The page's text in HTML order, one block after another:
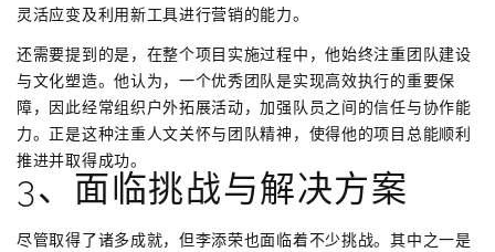
灵活应变及利用新工具进行营销的能力。
还需要提到的是，在整个项目实施过程中，他始终注重团队建设
与文化塑造。他认为，一个优秀团队是实现高效执行的重要保
障，因此经常组织户外拓展活动，加强队员之间的信任与协作能
力。正是这种注重人文关怀与团队精神，使得他的项目总能顺利
推进并取得成功。
3、面临挑战与解决方案
尽管取得了诸多成就，但李添荣也面临着不少挑战。其中之一是